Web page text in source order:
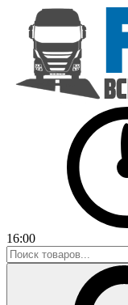
16:00